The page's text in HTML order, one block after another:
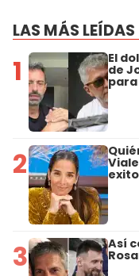
LAS MÁS LEÍDAS
1 El
de
2
3 Así